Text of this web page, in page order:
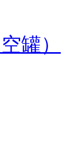
罐）